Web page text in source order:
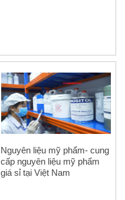
Nguyên liệu mỹ phẩm- cung
cấp nguyên liệu mỹ phẩm
giá sỉ tại Việt Nam